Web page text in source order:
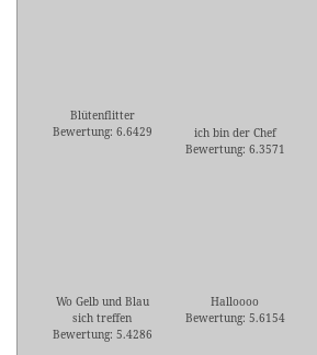
Blütenflitter
Bewertung: 6.6429
ich bin der Chef
Bewertung: 6.3571
Wo Gelb und Blau
sich treffen
Bewertung: 5.4286
Halloooo
Bewertung: 5.6154